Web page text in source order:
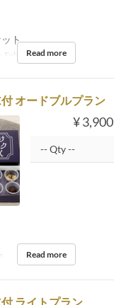
ト
Feb 29, 2024
Read more
オードブルプラン
¥ 3,900
Read more
ライトプラン